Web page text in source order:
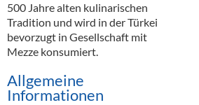
500 Jahre alten kulinarischen
Tradition und wird in der Türkei
bevorzugt in Gesellschaft mit
Mezze konsumiert.
Allgemeine
Informationen